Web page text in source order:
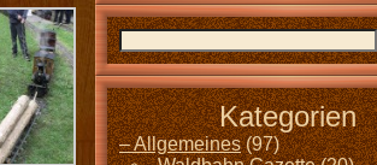
Kategorien
– Allgemeines(97)